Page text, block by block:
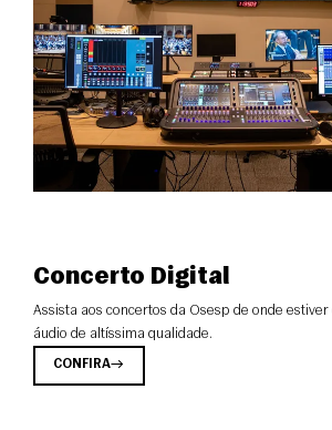
Concerto Digital
Assista aos concertos da Osesp de onde estiver
áudio de altíssima qualidade.
CONFIRA